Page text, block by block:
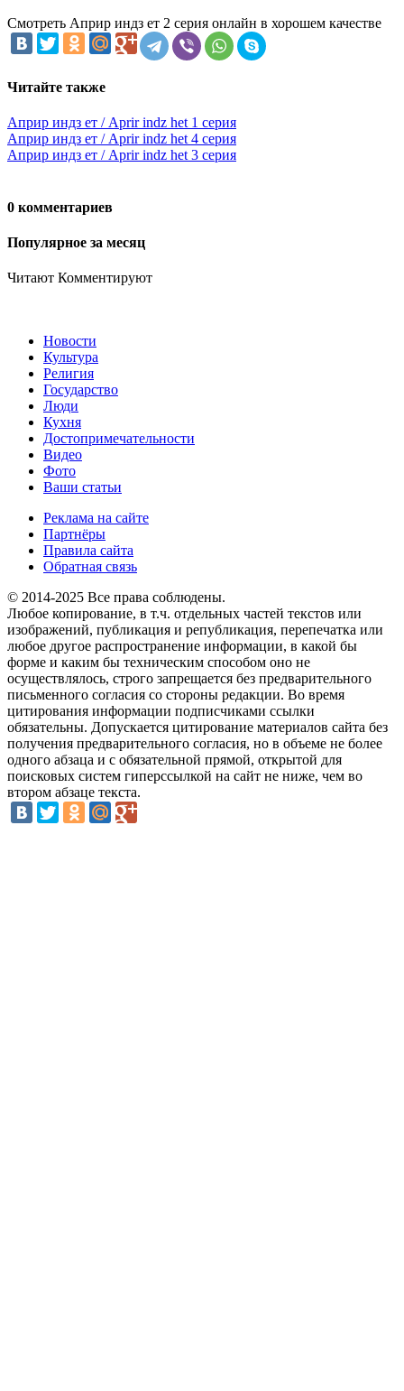
Смотреть Априр индз ет 2 серия онлайн в хорошем качестве
Читайте также
Априр индз ет / Aprir indz het 1 серия
Априр индз ет / Aprir indz het 4 серия
Априр индз ет / Aprir indz het 3 серия
0 комментариев
Популярное за месяц
Читают Комментируют
Новости
Культура
Религия
Государство
Люди
Кухня
Достопримечательности
Видео
Фото
Ваши статьи
Реклама на сайте
Партнёры
Правила сайта
Обратная связь
© 2014-2025 Все права соблюдены.
Любое копирование, в т.ч. отдельных частей текстов или
изображений, публикация и републикация, перепечатка или
любое другое распространение информации, в какой бы
форме и каким бы техническим способом оно не
осуществлялось, строго запрещается без предварительного
письменного согласия со стороны редакции. Во время
цитирования информации подписчиками ссылки
обязательны. Допускается цитирование материалов сайта без
получения предварительного согласия, но в объеме не более
одного абзаца и с обязательной прямой, открытой для
поисковых систем гиперссылкой на сайт не ниже, чем во
втором абзаце текста.